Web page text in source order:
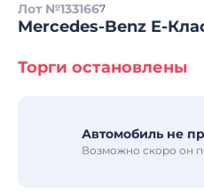
Лот №1331667
Mercedes-Benz E-
Торги остановлены
Автомобиль не
Возможно скоро он